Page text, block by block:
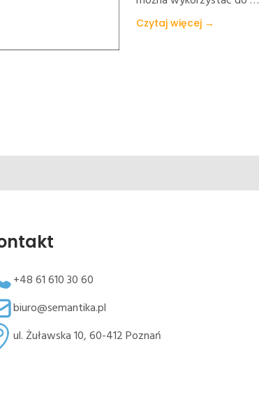
Czytaj więcej →
+48 61 610 30 60
biuro@semantika.pl
ul. Żuławska 10, 60-412 Poznań